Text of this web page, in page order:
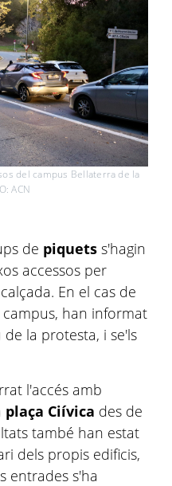
del campus Bellaterra de la
ACN
de piquets s'hagin
accessos per
En el cas de
han informat
la protesta, i se'ls
l'accés amb
plaça Ciívica des de
també han estat
dels propis edificis,
entrades s'ha